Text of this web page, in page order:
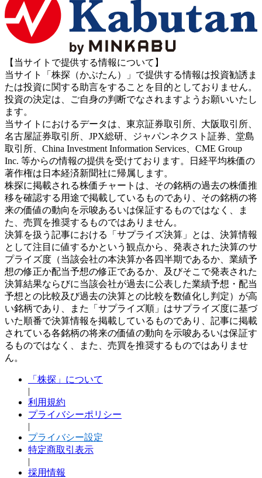
【当サイトで提供する情報について】
当サイト「株探（かぶたん）」で提供する情報は投資勧誘ま
たは投資に関する助言をすることを目的としておりません。
投資の決定は、ご自身の判断でなされますようお願いいたし
ます。
当サイトにおけるデータは、東京証券取引所、大阪取引所、
名古屋証券取引所、JPX総研、ジャパンネクスト証券、堂島
取引所、China Investment Information Services、CME Group
Inc. 等からの情報の提供を受けております。日経平均株価の
著作権は日本経済新聞社に帰属します。
株探に掲載される株価チャートは、その銘柄の過去の株価推
移を確認する用途で掲載しているものであり、その銘柄の将
来の価値の動向を示唆あるいは保証するものではなく、ま
た、売買を推奨するものではありません。
決算を扱う記事における「サプライズ決算」とは、決算情報
として注目に値するかという観点から、発表された決算のサ
プライズ度（当該会社の本決算か各四半期であるか、業績予
想の修正か配当予想の修正であるか、及びそこで発表された
決算結果ならびに当該会社が過去に公表した業績予想・配当
予想との比較及び過去の決算との比較を数値化し判定）が高
い銘柄であり、また「サプライズ順」はサプライズ度に基づ
いた順番で決算情報を掲載しているものであり、記事に掲載
されている各銘柄の将来の価値の動向を示唆あるいは保証す
るものではなく、また、売買を推奨するものではありませ
ん。
「株探」について
|
利用規約
プライバシーポリシー
|
プライバシー設定
特定商取引表示
|
採用情報